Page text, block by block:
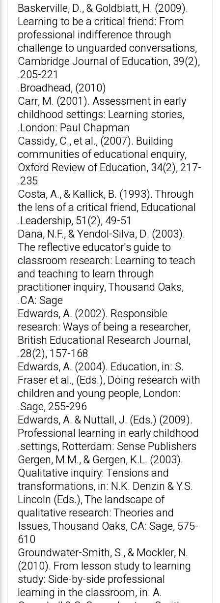
Baskerville, D., & Goldblatt, H. (2009).
Learning to be a critical friend: From
professional indifference through
challenge to unguarded conversations,
Cambridge Journal of Education, 39(2),
205-221.
Broadhead, (2010).
Carr, M. (2001). Assessment in early
childhood settings: Learning stories,
London: Paul Chapman.
Cassidy, C., et al., (2007). Building
communities of educational enquiry,
Oxford Review of Education, 34(2), 217-
235.
Costa, A., & Kallick, B. (1993). Through
the lens of a critical friend, Educational
Leadership, 51(2), 49-51.
Dana, N.F., & Yendol-Silva, D. (2003).
The reflective educator's guide to
classroom research: Learning to teach
and teaching to learn through
practitioner inquiry, Thousand Oaks,
CA: Sage.
Edwards, A. (2002). Responsible
research: Ways of being a researcher,
British Educational Research Journal,
28(2), 157-168.
Edwards, A. (2004). Education, in: S.
Fraser et al., (Eds.), Doing research with
children and young people, London:
Sage, 255-296.
Edwards, A. & Nuttall, J. (Eds.) (2009).
Professional learning in early childhood
settings, Rotterdam: Sense Publishers.
Gergen, M.M., & Gergen, K.L. (2003).
Qualitative inquiry: Tensions and
transformations, in: N.K. Denzin & Y.S.
Lincoln (Eds.), The landscape of
qualitative research: Theories and
Issues, Thousand Oaks, CA: Sage, 575-
610
Groundwater-Smith, S., & Mockler, N.
(2010). From lesson study to learning
study: Side-by-side professional
learning in the classroom, in: A.